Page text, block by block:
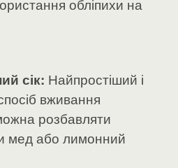
обліпихи на
сік: Найпростіший і
вживання
розбавляти
мед або лимонний